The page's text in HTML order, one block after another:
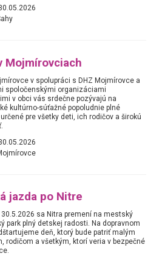
Mojmírovciach
v spolupráci s DHZ Mojmírovce a
spoločenskými organizáciami
v obci vás srdečne pozývajú na
kultúrno-súťažné popoludnie plné
pre všetky deti, ich rodičov a širokú
jazda po Nitre
sa Nitra premení na mestský
park plný detskej radosti. Na dopravnom
deň, ktorý bude patriť malým
rodičom a všetkým, ktorí veria v bezpečné